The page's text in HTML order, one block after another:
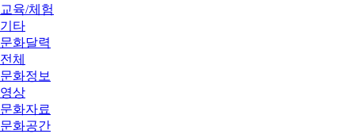
교육/체험
기타
문화달력
전체
문화정보
영상
문화자료
문화공간